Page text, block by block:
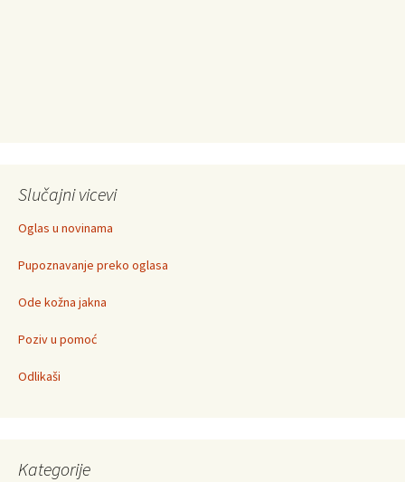
Slučajni vicevi
Oglas u novinama
Pupoznavanje preko oglasa
Ode kožna jakna
Poziv u pomoć
Odlikaši
Kategorije